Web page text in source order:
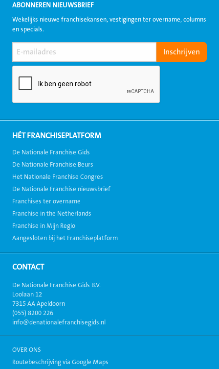
ABONNEREN NIEUWSBRIEF
Wekelijks nieuwe franchisekansen, vestigingen ter overname, columns
en specials.
HÉT FRANCHISEPLATFORM
De Nationale Franchise Gids
De Nationale Franchise Beurs
Het Nationale Franchise Congres
De Nationale Franchise nieuwsbrief
Franchises ter overname
Franchise in the Netherlands
Franchise in Mijn Regio
Aangesloten bij het Franchiseplatform
CONTACT
De Nationale Franchise Gids B.V.
Loolaan 12
7315 AA Apeldoorn
(055) 8200 226
info@denationalefranchisegids.nl
OVER ONS
Routebeschrijving via Google Maps